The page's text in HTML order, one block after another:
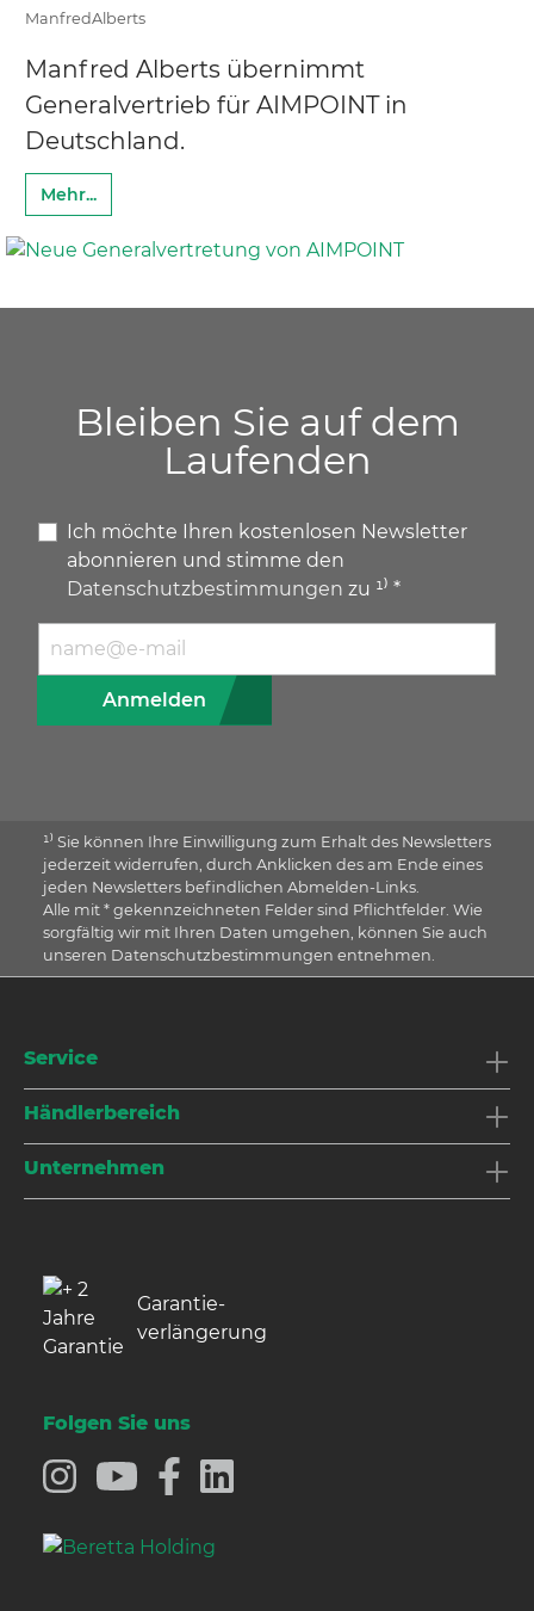
ManfredAlberts
Manfred Alberts übernimmt
Generalvertrieb für AIMPOINT in
Deutschland.
Mehr...
Bleiben Sie auf dem
Laufenden
Ich möchte Ihren kostenlosen Newsletter
abonnieren und stimme den
Datenschutzbestimmungen zu ¹⁾ *
Anmelden
¹⁾ Sie können Ihre Einwilligung zum Erhalt des Newsletters
jederzeit widerrufen, durch Anklicken des am Ende eines
jeden Newsletters befindlichen Abmelden-Links.
Alle mit * gekennzeichneten Felder sind Pflichtfelder. Wie
sorgfältig wir mit Ihren Daten umgehen, können Sie auch
unseren Datenschutzbestimmungen entnehmen.
Service
Händlerbereich
Unternehmen
Garantie­
verlängerung
Folgen Sie uns